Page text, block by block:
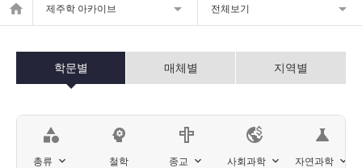
home 제주학 아카이브 전체보기
학문별 매체별 지역별
category
총류
psychology
철학 종교 사회과학
science
자연과학